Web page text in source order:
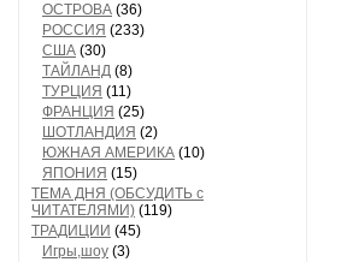
ОСТРОВА (36)
РОССИЯ (233)
США (30)
ТАЙЛАНД (8)
ТУРЦИЯ (11)
ФРАНЦИЯ (25)
ШОТЛАНДИЯ (2)
ЮЖНАЯ АМЕРИКА (10)
ЯПОНИЯ (15)
ТЕМА ДНЯ (ОБСУДИТЬ с
ЧИТАТЕЛЯМИ) (119)
ТРАДИЦИИ (45)
Игры,шоу (3)